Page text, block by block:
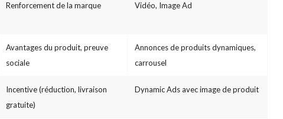
Renforcement de la marque Vidéo, Image Ad
Avantages du produit, preuve
sociale
Annonces de produits dynamiques,
carrousel
Incentive (réduction, livraison
gratuite)
Dynamic Ads avec image de produit